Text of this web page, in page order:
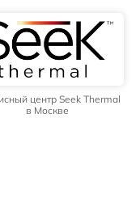
центр Seek Thermal
в Москве